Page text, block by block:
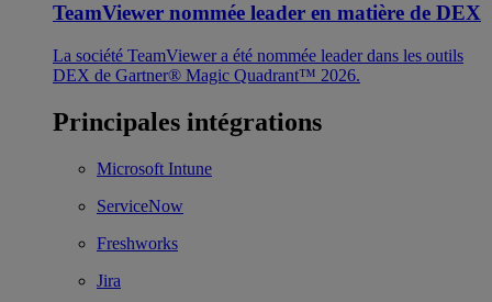
TeamViewer nommée leader en matière de DEX
La société TeamViewer a été nommée leader dans les outils
DEX de Gartner® Magic Quadrant™ 2026.
Principales intégrations
Microsoft Intune
ServiceNow
Freshworks
Jira